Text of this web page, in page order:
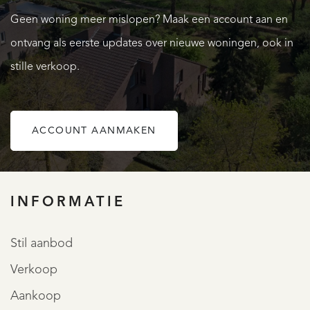
ventilatie. De 2e en 3e slaapkamer zijn ca. 11,5 m². Op alle
drie deze kamers is extra opbergruimte aanwezig, in de
schuine ruimte onder het dak. Vanaf de 4e slaapkamer (ca.
10 m²) is er uitzicht over de Maas. De tweede badkamer
(ca. 4 m²) is voorzien van een ligbad, toilet en wastafel.
2e Verdieping:
Geen woning meer mislopen? Maak een account aan en
ontvang als eerste updates over nieuwe woningen, ook in
stille verkoop.
ACCOUNT AANMAKEN
INFORMATIE
Stil aanbod
Verkoop
Aankoop
OVER QUALIS